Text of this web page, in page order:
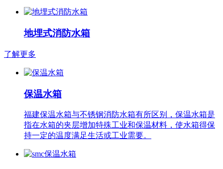
地埋式消防水箱
了解更多
保温水箱
福建保温水箱与不锈钢消防水箱有所区别，保温水箱是
指在水箱的夹层增加特殊工业和保温材料，使水箱得保
持一定的温度满足生活或工业需要。